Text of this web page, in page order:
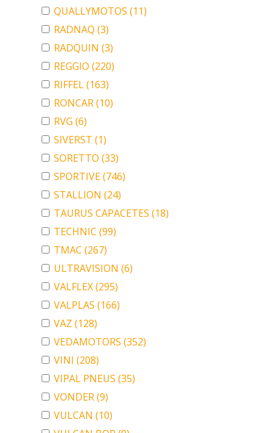
QUALLYMOTOS (11)
RADNAQ (3)
RADQUIN (3)
REGGIO (220)
RIFFEL(163)
RONCAR(10)
RVG (6)
SIVERST (1)
SORETTO (33)
SPORTIVE(746)
STALLION (24)
TAURUS CAPACETES (18)
TECHNIC (99)
TMAC (267)
ULTRAVISION (6)
VALFLEX(295)
VALPLAS (166)
VAZ (128)
VEDAMOTORS (352)
VINI (208)
VIPAL PNEUS (35)
VONDER(9)
VULCAN (10)